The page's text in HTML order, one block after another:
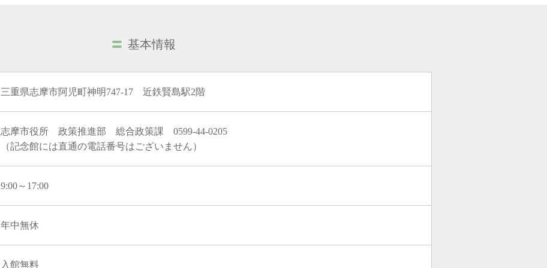
基本情報
三重県志摩市阿児町神明747-17 近鉄賢島駅2階
志摩市役所 政策推進部 総合政策課 0599-44-0205
（記念館には直通の電話番号はございません）
9:00～17:00
年中無休
入館無料